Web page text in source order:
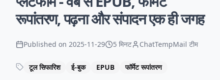
रूपांतरण, पढ़ना और संपादन एक ही जगह
Published on 2025-11-29 5 मिनट ChatTempMail टीम
टूल सिफारिश ई-बुक EPUB फॉर्मेट रूपांतरण